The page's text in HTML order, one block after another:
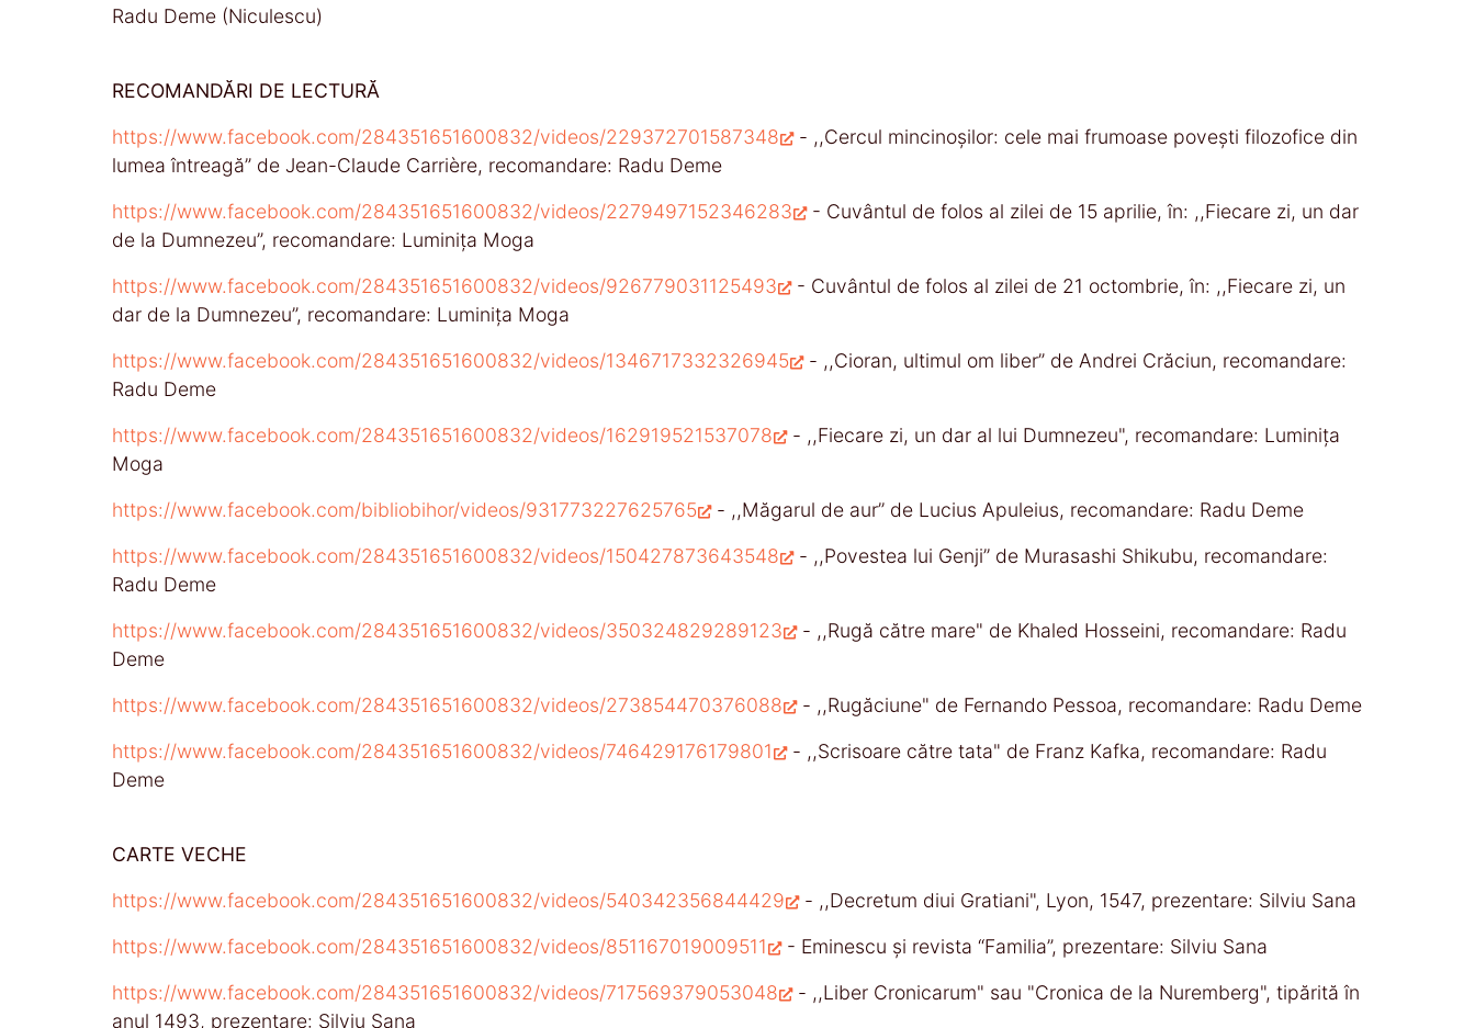
Radu Deme (Niculescu)
RECOMANDĂRI DE LECTURĂ
https://www.facebook.com/284351651600832/videos/229372701587348
- ,,Cercul mincinoşilor: cele mai frumoase poveşti filozofice din
lumea întreagă” de Jean-Claude Carrière, recomandare: Radu Deme
https://www.facebook.com/284351651600832/videos/2279497152346283
- Cuvântul de folos al zilei de 15 aprilie, în: ,,Fiecare zi, un dar
de la Dumnezeu”, recomandare: Luminița Moga
https://www.facebook.com/284351651600832/videos/926779031125493
- Cuvântul de folos al zilei de 21 octombrie, în: ,,Fiecare zi, un
dar de la Dumnezeu”, recomandare: Luminița Moga
https://www.facebook.com/284351651600832/videos/1346717332326945
- ,,Cioran, ultimul om liber” de Andrei Crăciun, recomandare:
Radu Deme
https://www.facebook.com/284351651600832/videos/162919521537078
- ,,Fiecare zi, un dar al lui Dumnezeu", recomandare: Luminița
Moga
https://www.facebook.com/bibliobihor/videos/931773227625765
- ,,Măgarul de aur’’ de Lucius Apuleius, recomandare: Radu Deme
https://www.facebook.com/284351651600832/videos/150427873643548
- ,,Povestea lui Genji’’ de Murasashi Shikubu, recomandare:
Radu Deme
https://www.facebook.com/284351651600832/videos/350324829289123
- ,,Rugă către mare" de Khaled Hosseini, recomandare: Radu
Deme
https://www.facebook.com/284351651600832/videos/273854470376088
- ,,Rugăciune" de Fernando Pessoa, recomandare: Radu Deme
https://www.facebook.com/284351651600832/videos/746429176179801
- ,,Scrisoare către tata" de Franz Kafka, recomandare: Radu
Deme
CARTE VECHE
https://www.facebook.com/284351651600832/videos/540342356844429
- ,,Decretum diui Gratiani", Lyon, 1547, prezentare: Silviu Sana
https://www.facebook.com/284351651600832/videos/851167019009511
- Eminescu şi revista “Familia”, prezentare: Silviu Sana
https://www.facebook.com/284351651600832/videos/717569379053048
- ,,Liber Cronicarum" sau "Cronica de la Nuremberg", tipărită în
anul 1493, prezentare: Silviu Sana